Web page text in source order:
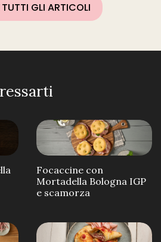
GLI ARTICOLI
Focaccine con
Mortadella Bologna IGP
e scamorza